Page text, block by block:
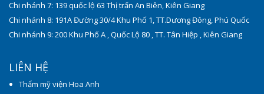
Chi nhánh 7: 139 quốc lộ 63 Thị trấn An Biên, Kiên Giang
Chi nhánh 8: 191A Đường 30/4 Khu Phố 1, TT.Dương Đông, Phú Quốc
Chi nhánh 9: 200 Khu Phố A , Quốc Lộ 80 , TT. Tân Hiệp , Kiên Giang
LIÊN HỆ
Thẩm mỹ viện Hoa Anh